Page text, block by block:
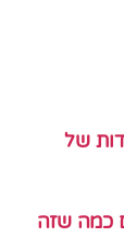
של
כמה שזה